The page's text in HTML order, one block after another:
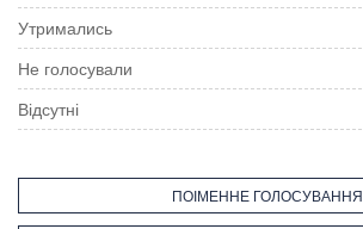
Утримались
Не голосували
Відсутні
ПОІМЕННЕ ГОЛОСУВАННЯ